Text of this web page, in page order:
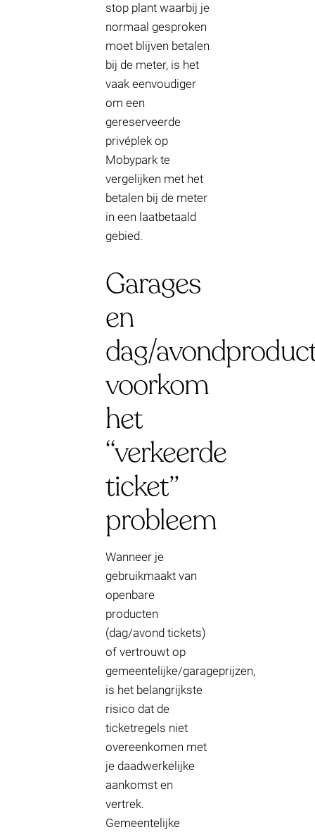
stop plant waarbij je
normaal gesproken
moet blijven betalen
bij de meter, is het
vaak eenvoudiger
om een
gereserveerde
privéplek op
Mobypark te
vergelijken met het
betalen bij de meter
in een laatbetaald
gebied.
Garages
en
dag/
voorkom
het
“verkeerde
ticket”
probleem
Wanneer je
gebruikmaakt van
openbare
producten
(dag/avond tickets)
of vertrouwt op
gemeentelijke/garageprijzen,
is het belangrijkste
risico dat de
ticketregels niet
overeenkomen met
je daadwerkelijke
aankomst en
vertrek.
Gemeentelijke